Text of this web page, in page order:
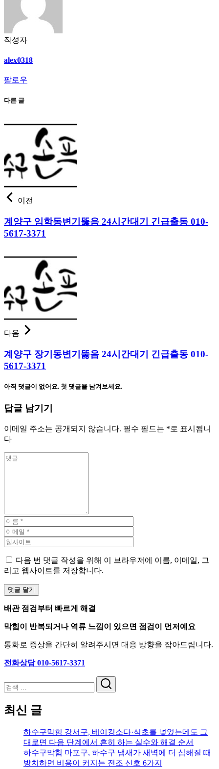
작성자
alex0318
팔로우
다른 글
이전
계양구 임학동변기뚫음 24시간대기 긴급출동 010-
5617-3371
다음
계양구 장기동변기뚫음 24시간대기 긴급출동 010-
5617-3371
아직 댓글이 없어요. 첫 댓글을 남겨보세요.
답글 남기기
이메일 주소는 공개되지 않습니다. 필수 필드는 *로 표시됩니
다
다음 번 댓글 작성을 위해 이 브라우저에 이름, 이메일, 그
리고 웹사이트를 저장합니다.
배관 점검부터 빠르게 해결
막힘이 반복되거나 역류 느낌이 있으면 점검이 먼저예요
통화로 증상을 간단히 알려주시면 대응 방향을 잡아드립니다.
전화상담 010-5617-3371
검
최신 글
하수구막힘 강서구, 베이킹소다·식초를 넣었는데도 그
대로면 다음 단계에서 흔히 하는 실수와 해결 순서
하수구막힘 마포구, 하수구 냄새가 새벽에 더 심해질 때
방치하면 비용이 커지는 전조 신호 6가지